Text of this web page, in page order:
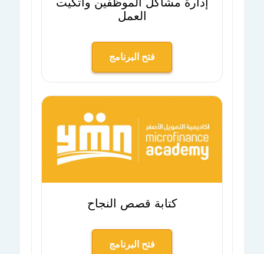
العمل
فتح البرنامج
كتابة قصص النجاح
فتح البرنامج